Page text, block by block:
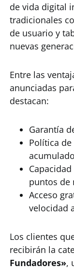
de vida digital
tradicionales
de usuario y
nuevas
Entre las
anunciadas
destacan:
Garantía
Política
puntos de
Acceso
velocidad
Los clientes
recibirán la
Fundadores»,